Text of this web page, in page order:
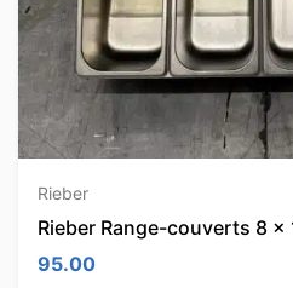
Rieber
Rieber Range-couverts 8 x
95.00